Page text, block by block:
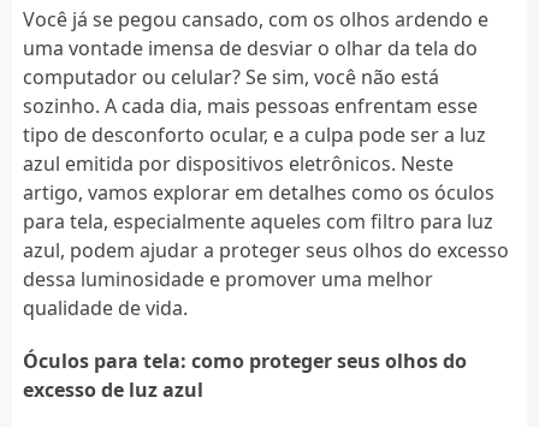
Você já se pegou cansado, com os olhos ardendo e
uma vontade imensa de desviar o olhar da tela do
computador ou celular? Se sim, você não está
sozinho. A cada dia, mais pessoas enfrentam esse
tipo de desconforto ocular, e a culpa pode ser a luz
azul emitida por dispositivos eletrônicos. Neste
artigo, vamos explorar em detalhes como os óculos
para tela, especialmente aqueles com filtro para luz
azul, podem ajudar a proteger seus olhos do excesso
dessa luminosidade e promover uma melhor
qualidade de vida.
Óculos para tela: como proteger seus olhos do
excesso de luz azul